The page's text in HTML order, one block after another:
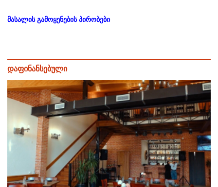
მასალის გამოყენების პირობები
დაფინანსებული